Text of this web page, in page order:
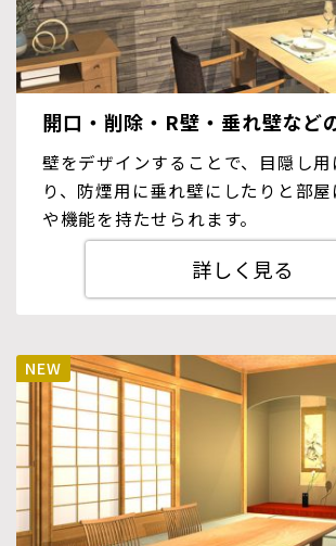
開口・削除・R壁・垂れ壁など
壁をデザインすることで、目隠し用
り、防煙用に垂れ壁にしたりと部屋
や機能を持たせられます。
詳しく見る